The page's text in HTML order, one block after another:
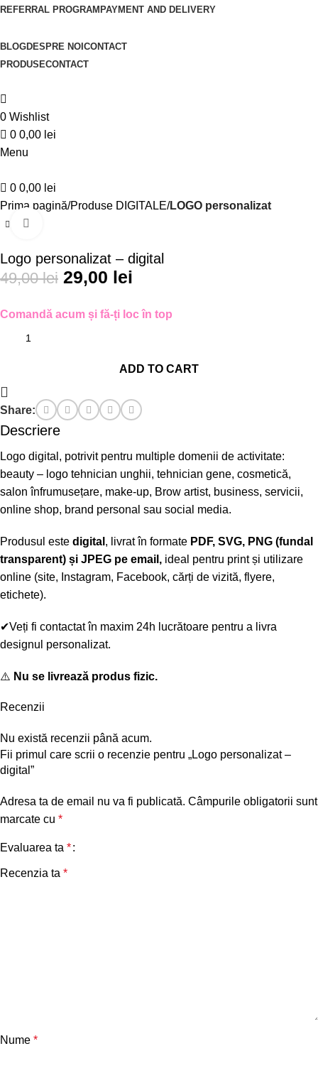
REFERRAL PROGRAM PAYMENT AND DELIVERY
BLOGDESPRE NOI CONTACT
PRODUSECONTACT
0 Wishlist
0 0,00 lei
Menu
0 0,00 lei
Prima pagină Produse DIGITALE LOGO personalizat
Logo personalizat – digital
49,00lei 29,00 lei
Comandă acum și fă-ți loc în top
ADD TO CART
Share:
Descriere
Logo digital, potrivit pentru multiple domenii de activitate:
beauty – logo tehnician unghii, tehnician gene, cosmetică,
salon înfrumusețare, make-up, Brow artist, business, servicii,
online shop, brand personal sau social media.
Produsul este digital , livrat în formate PDF, SVG, PNG (fundal
transparent) și JPEG pe email, ideal pentru print și utilizare
online (site, Instagram, Facebook, cărți de vizită, flyere,
etichete).
✔Veți fi contactat în maxim 24h lucrătoare pentru a livra
designul personalizat.
⚠️ Nu se livrează produs fizic.
Recenzii
Nu există recenzii până acum.
Fii primul care scrii o recenzie pentru „Logo personalizat –
digital”
Adresa ta de email nu va fi publicată. Câmpurile obligatorii sunt
marcate cu *
Evaluarea ta *
Recenzia ta *
Nume *